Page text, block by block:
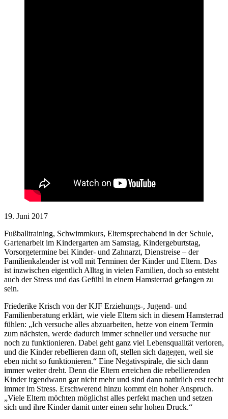
19. Juni 2017
Fußballtraining, Schwimmkurs, Elternsprechabend in der Schule,
Gartenarbeit im Kindergarten am Samstag, Kindergeburtstag,
Vorsorgetermine bei Kinder- und Zahnarzt, Dienstreise – der
Familienkalender ist voll mit Terminen der Kinder und Eltern. Das
ist inzwischen eigentlich Alltag in vielen Familien, doch so entsteht
auch der Stress und das Gefühl in einem Hamsterrad gefangen zu
sein.
Friederike Krisch von der KJF Erziehungs-, Jugend- und
Familienberatung erklärt, wie viele Eltern sich in diesem Hamsterrad
fühlen: „Ich versuche alles abzuarbeiten, hetze von einem Termin
zum nächsten, werde dadurch immer schneller und versuche nur
noch zu funktionieren. Dabei geht ganz viel Lebensqualität verloren,
und die Kinder rebellieren dann oft, stellen sich dagegen, weil sie
eben nicht so funktionieren.“ Eine Negativspirale, die sich dann
immer weiter dreht. Denn die Eltern erreichen die rebellierenden
Kinder irgendwann gar nicht mehr und sind dann natürlich erst recht
immer im Stress. Erschwerend hinzu kommt ein hoher Anspruch.
„Viele Eltern möchten möglichst alles perfekt machen und setzen
sich und ihre Kinder damit unter einen sehr hohen Druck.“